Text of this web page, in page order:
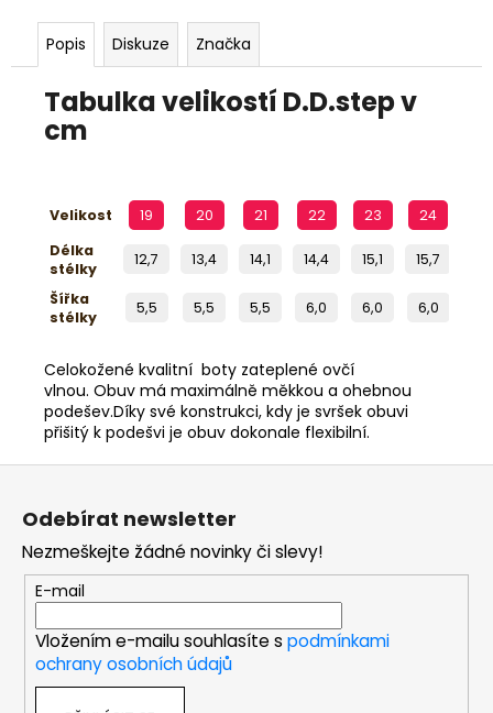
Popis Diskuze Značka
Tabulka velikostí D.D.step v
cm
Velikost 19 20 21 22 23 24
Délka
stélky
12,7 13,4 14,1 14,4 15,1 15,7
Šířka
stélky
5,5 5,5 5,5 6,0 6,0 6,0
Celokožené kvalitní boty zateplené ovčí
vlnou. Obuv má maximálně měkkou a ohebnou
podešev.Díky své konstrukci, kdy je svršek obuvi
přišitý k podešvi je obuv dokonale flexibilní.
A311U-
4000-
6300
398
Kč
Z
Odebírat newsletter
Nezmeškejte žádné novinky či slevy!
E-mail
Vložením e-mailu souhlasíte s podmínkami
ochrany osobních údajů